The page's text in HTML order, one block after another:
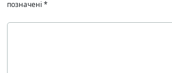
позначені *